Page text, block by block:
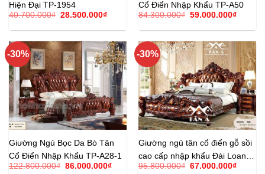
Hiện Đại TP-1954
40.700.000₫ Giá
là:
28.500.000₫Giá
tại
28.500.000₫.
Cổ Điển Nhập Khẩu TP-A50
84.300.000₫ Giá
là:
59.000.000₫Giá
tại
-30%
Giường Ngủ Bọc Da Bò Tân
Cổ Điển Nhập Khẩu TP-A28-1
122.800.000₫ Giá
86.000.000₫Giá
-30%
Giường ngủ tân cổ điển gỗ sồi
cao cấp nhập khẩu Đài Loan
TP-B60
95.800.000₫ Giá
67.000.000₫Giá